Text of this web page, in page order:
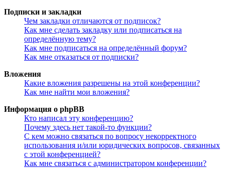
Подписки и закладки
Чем закладки отличаются от подписок?
Как мне сделать закладку или подписаться на
определённую тему?
Как мне подписаться на определённый форум?
Как мне отказаться от подписки?
Вложения
Какие вложения разрешены на этой конференции?
Как мне найти мои вложения?
Информация о phpBB
Кто написал эту конференцию?
Почему здесь нет такой-то функции?
С кем можно связаться по вопросу некорректного
использования и/или юридических вопросов, связанных
с этой конференцией?
Как мне связаться с администратором конференции?